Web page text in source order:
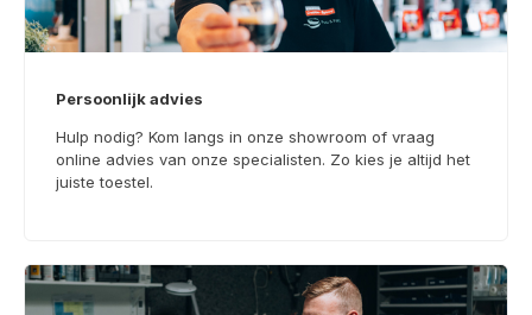
Persoonlijk advies
Hulp nodig? Kom langs in onze showroom of vraag
online advies van onze specialisten. Zo kies je altijd het
juiste toestel.